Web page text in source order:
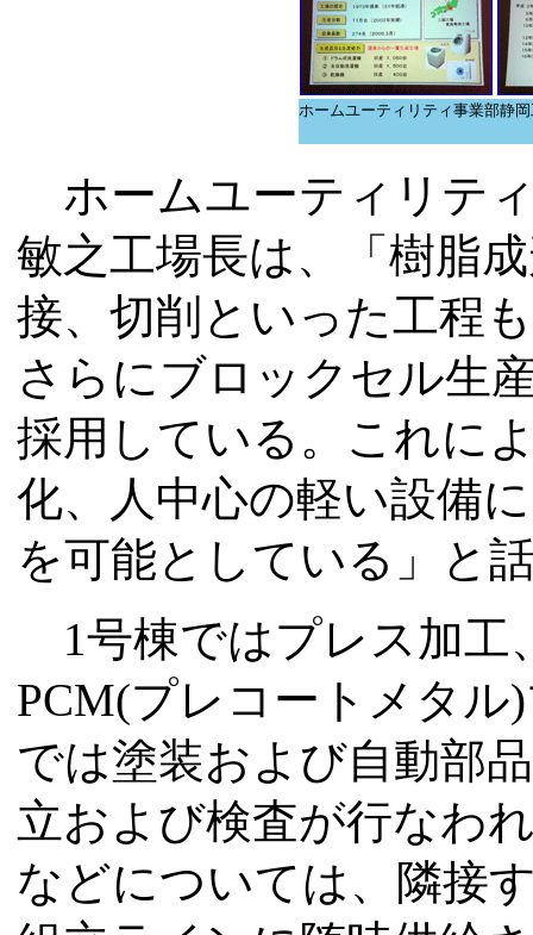
ホームユーティリティ事業部静
ホームユーティリテ
敏之工場長は、「樹脂
接、切削といった工程
さらにブロックセル生
採用している。これに
化、人中心の軽い設備
を可能としている」と
1号棟ではプレス加工
PCM(プレコートメタ
では塗装および自動部
立および検査が行なわ
などについては、隣接